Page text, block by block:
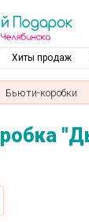
Хиты продаж
Бьюти-коробки